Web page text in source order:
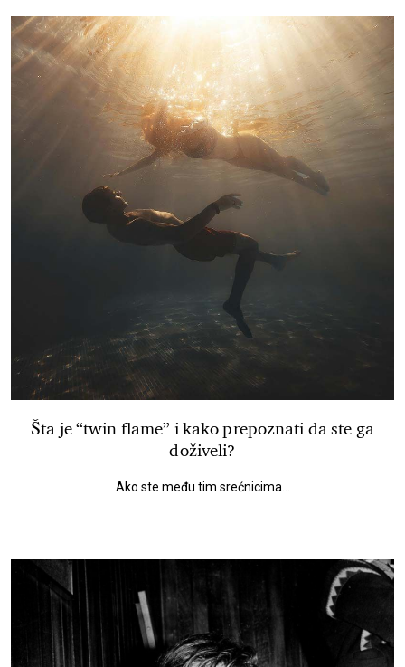
Šta je “twin flame” i kako prepoznati da ste ga
doživeli?
Ako ste među tim srećnicima...